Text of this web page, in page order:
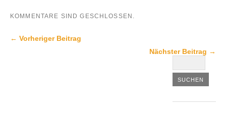
KOMMENTARE SIND GESCHLOSSEN.
← Vorheriger Beitrag
Nächster Beitrag →